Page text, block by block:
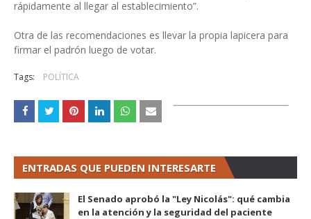
rápidamente al llegar al establecimiento”.
Otra de las recomendaciones es llevar la propia lapicera para
firmar el padrón luego de votar.
Tags: POLÍTICA
ENTRADAS QUE PUEDEN INTERESARTE
El Senado aprobó la "Ley Nicolás": qué cambia
en la atención y la seguridad del paciente